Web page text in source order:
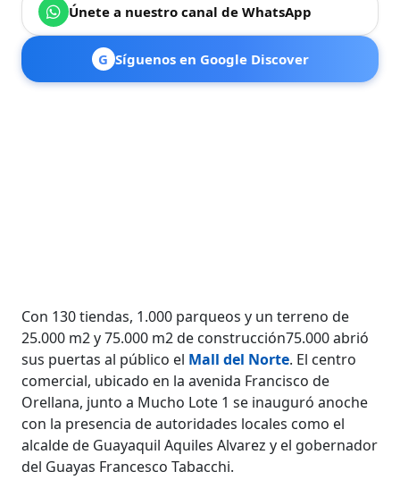
Únete a nuestro canal de WhatsApp
G Síguenos en Google Discover
Con 130 tiendas, 1.000 parqueos y un terreno de
25.000 m2 y 75.000 m2 de construcción75.000 abrió
sus puertas al público el Mall del Norte. El centro
comercial, ubicado en la avenida Francisco de
Orellana, junto a Mucho Lote 1 se inauguró anoche
con la presencia de autoridades locales como el
alcalde de Guayaquil Aquiles Alvarez y el gobernador
del Guayas Francesco Tabacchi.